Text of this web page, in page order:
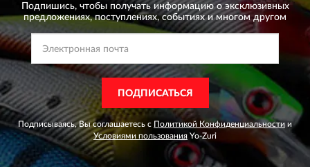
Подпишись, чтобы получать информацию о эксклюзивных
предложениях,поступлениях, событиях и многом другом
ПОДПИСАТЬСЯ
Подписываясь, Вы соглашаетесь с Политикой Конфиденциальности и
Условиями пользования Yo-Zuri